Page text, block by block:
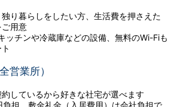
り暮らしをしたい方、生活費を押さえた
用意
ッチンや冷蔵庫などの設備、無料のWi-Fiも
全営業所）
しているから好きな社宅が選べます
担、敷金礼金（入居費用）は会社負担で